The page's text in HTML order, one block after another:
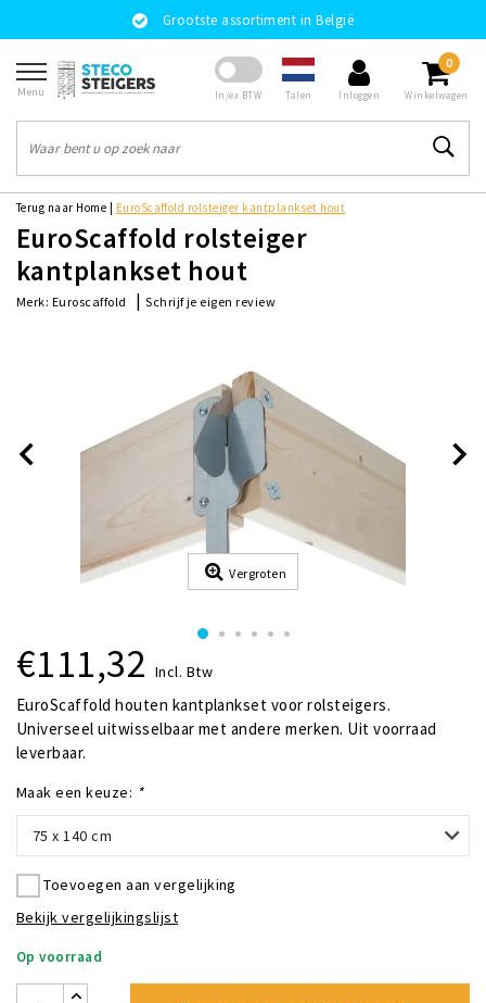
Grootste assortiment in België
Menu In/ex BTW Talen Inloggen
0
Winkelwagen
Terug naar Home EuroScaffold rolsteiger kantplankset hout
EuroScaffold rolsteiger
kantplankset hout
Merk: Euroscaffold |Schrijf je eigen review
Vergroten
€111,32 Incl. Btw
EuroScaffold houten kantplankset voor rolsteigers.
Universeel uitwisselbaar met andere merken. Uit voorraad
leverbaar.
Maak een keuze: *
75 x 140 cm
Toevoegen aan vergelijking
Bekijk vergelijkingslijst
Op voorraad